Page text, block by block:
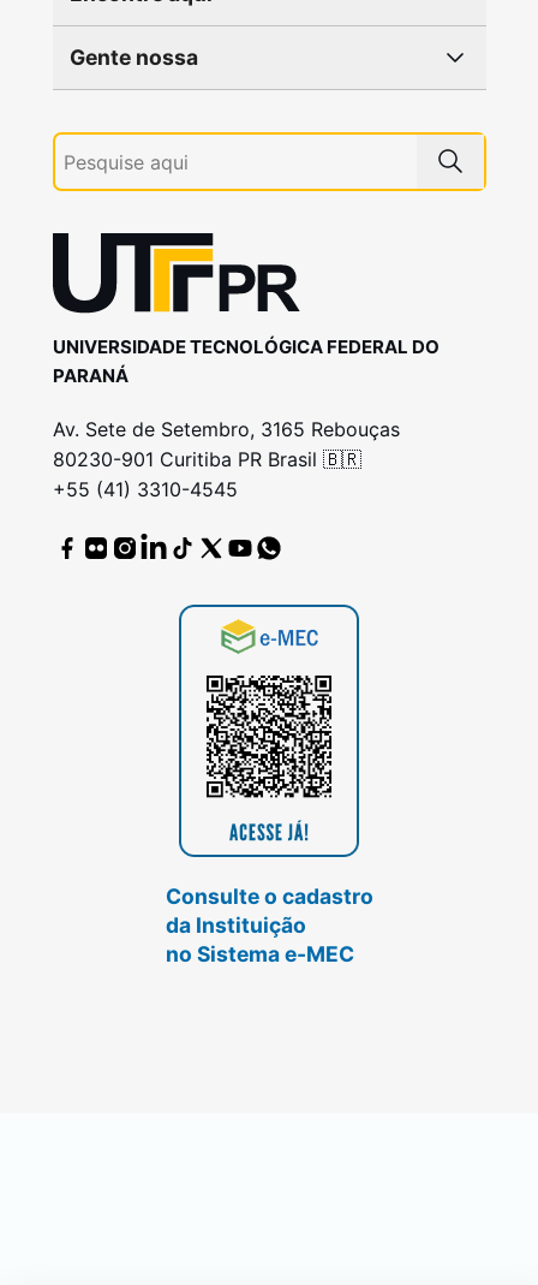
Gente nossa
UNIVERSIDADE TECNOLÓGICA FEDERAL DO
PARANÁ
Av. Sete de Setembro, 3165 Rebouças
80230-901 Curitiba PR Brasil 🇧🇷
+55 (41) 3310-4545
Consulte o cadastro
da Instituição
no Sistema e-MEC